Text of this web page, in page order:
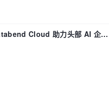
Cloud 助力头部 AI 企业